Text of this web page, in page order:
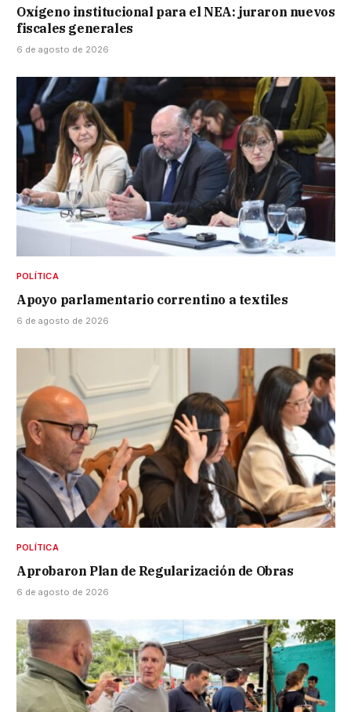
Oxígeno institucional para el NEA: juraron nuevos
fiscales generales
6 de agosto de 2026
POLÍTICA
Apoyo parlamentario correntino a textiles
6 de agosto de 2026
POLÍTICA
Aprobaron Plan de Regularización de Obras
6 de agosto de 2026